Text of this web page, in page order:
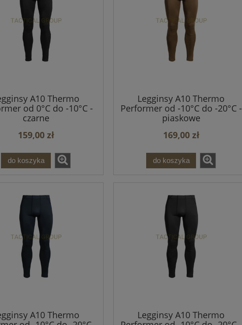
A10 Thermo
od 0°C do -10°C -
czarne
159,00 zł
do koszyka
Legginsy A10 Thermo
Performer od -10°C do -20°C -
piaskowe
169,00 zł
do koszyka
A10 Thermo
Legginsy A10 Thermo